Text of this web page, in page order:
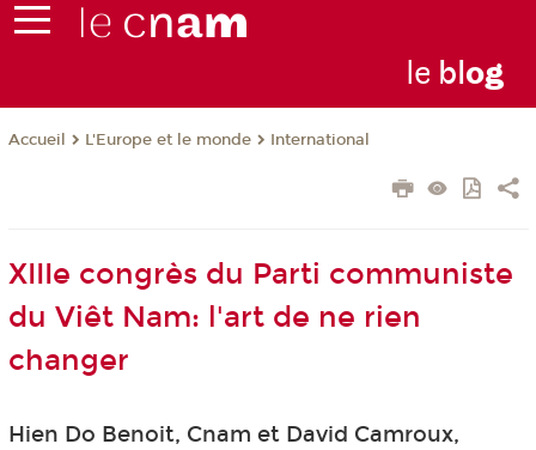
le blog
Accueil L'Europe et le monde International
XIIIe congrès du Parti communiste
du Viêt Nam: l'art de ne rien
changer
Hien Do Benoit, Cnam et David Camroux,